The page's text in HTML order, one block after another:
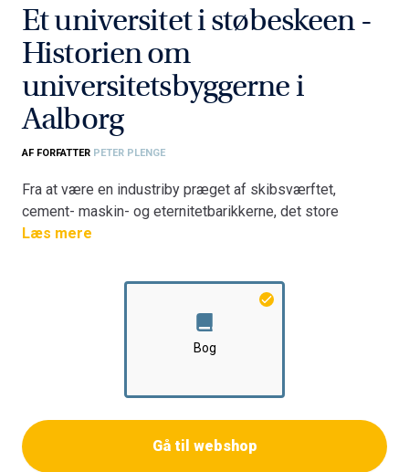
Et universitet i støbeskeen -
Historien om
universitetsbyggerne i
Aalborg
AF FORFATTER PETER PLENGE
Fra at være en industriby præget af skibsværftet,
cement- maskin- og eternitetbarikkerne, det store
slagteri og svovlsyrefabrikken Kemira i Nørresyndby, har
forskningsby, og Aalborg Universitet har været det store
Tidligere universitetsdirektør Peter Plenge tager med "Et
planlægning og opbygning af universitetet.
Hvad de ville, hvad de gjorde, og hvad de opnåede.
Læs mere
Bog
Gå til webshop